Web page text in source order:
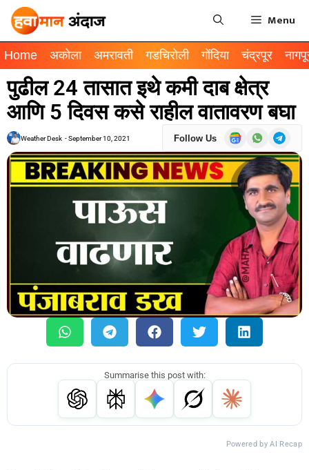
Menu
Home अकोला अमरावती गडचिरोली गोंदिया चंद्रपूर
पुढील 24 तासात इथे कमी दाब क्षेत्र
आणि 5 दिवस कसे राहील वातावरण बघा
Weather Desk -September 10, 2021 Follow Us
Summarise this post with:
Powered by AI Recap